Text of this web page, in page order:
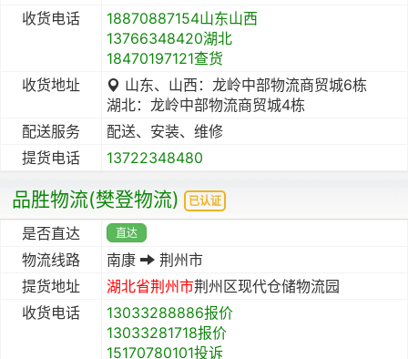
收货电话
18870887154山东山西
13766348420湖北
18470197121查货
收货地址
山东、山西：龙岭中部物流商贸城6栋
湖北：龙岭中部物流商贸城4栋
配送服务
配送、安装、维修
提货电话
13722348480
品胜物流(樊登物流) 已认证
是否直达 直达
物流线路 南康
荆州市
提货地址
湖北省荆州市荆州区现代仓储物流园
收货电话
13033288886报价
13033281718报价
15170780101投诉